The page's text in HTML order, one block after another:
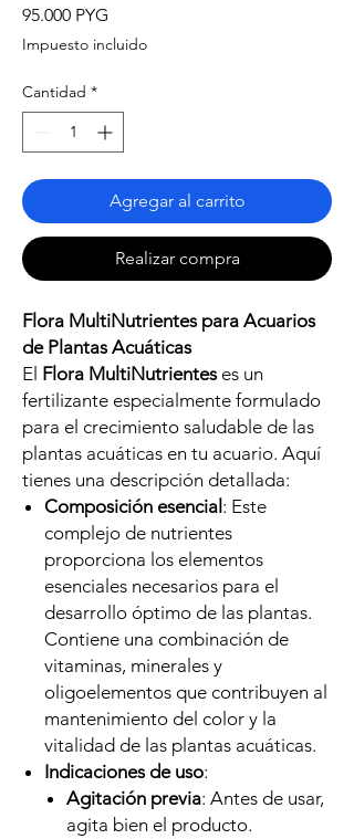
95.000 PYG
Impuesto incluido
Cantidad *
Agregar al carrito
Realizar compra
Flora MultiNutrientes para Acuarios
de Plantas Acuáticas
El Flora MultiNutrienteses un
fertilizante especialmente formulado
para el crecimiento saludable de las
plantas acuáticas en tu acuario. Aquí
tienes una descripción detallada:
Composición esencial : Este
complejo de nutrientes
proporciona los elementos
esenciales necesarios para el
desarrollo óptimo de las plantas.
Contiene una combinación de
vitaminas, minerales y
oligoelementos que contribuyen al
mantenimiento del color y la
vitalidad de las plantas acuáticas.
Indicaciones de uso:
Agitación previa: Antes de usar,
agita bien el producto.